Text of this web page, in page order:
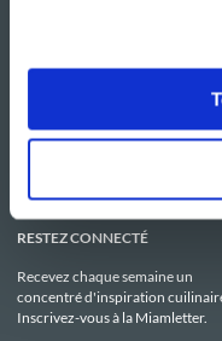
Le Mag'
Boutique
RESTEZ CONNECTÉ
Recevez chaque semaine un
concentré d'inspiration
Inscrivez-vous à la Miamletter.